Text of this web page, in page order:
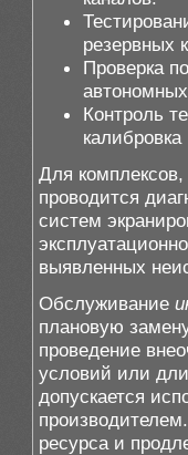
резервных
Проверка
Контроль
Для
проводится
систем
выявленных
Обслуживание
плановую
проведение
условий или
допускается
ресурса и